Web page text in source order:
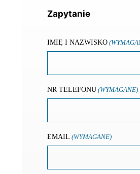
Zapytanie
IMIĘ I NAZWISKO
NR TELEFONU (WYMAGANE)
EMAIL (WYMAGANE)